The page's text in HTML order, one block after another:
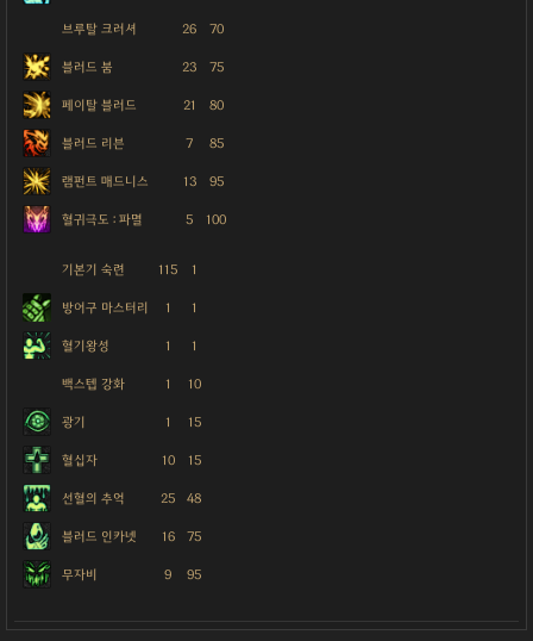
브루탈 크러셔 26 70
블러드 붐 23 75
페이탈 블러드 21 80
블러드 리븐 7 85
램펀트 매드니스 13 95
혈귀극도 : 파멸 5 100
기본기 숙련 115 1
방어구 마스터리 1 1
혈기왕성 1 1
백스텝 강화 1 10
광기 1 15
혈십자 10 15
선혈의 추억 25 48
블러드 인카넷 16 75
무자비 9 95